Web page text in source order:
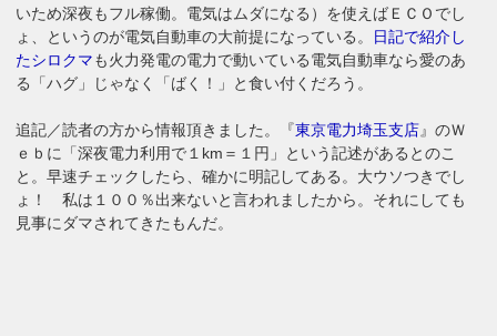
いため深夜もフル稼働。電気はムダになる）を使えばＥＣＯでし
ょ、というのが電気自動車の大前提になっている。 日記で紹介し
たシロクマも火力発電の電力で動いている電気自動車なら愛のあ
る「ハグ」じゃなく「ばく！」と食い付くだろう。
追記／読者の方から情報頂きました。『東京電力埼玉支店』のＷ
ｅｂに「深夜電力利用で１km＝１円」という記述があるとのこ
と。早速チェックしたら、確かに明記してある。大ウソつきでし
ょ！ 私は１００％出来ないと言われましたから。それにしても
見事にダマされてきたもんだ。